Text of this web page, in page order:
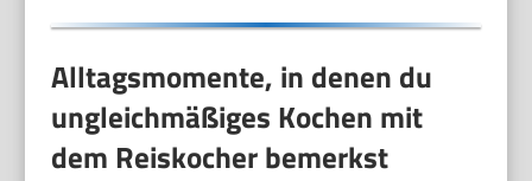
Alltagsmomente, in denen du
ungleichmäßiges Kochen mit
dem Reiskocher bemerkst